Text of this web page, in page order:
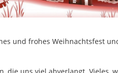
und frohes Weihnachtsfest
die uns viel abverlangt. Vieles,